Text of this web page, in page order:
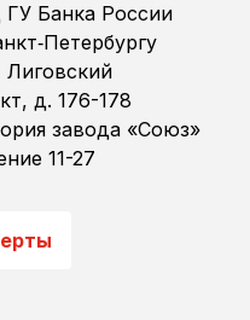
Банка России
Лиговский
д. 176-178
завода «Союз»
11-27